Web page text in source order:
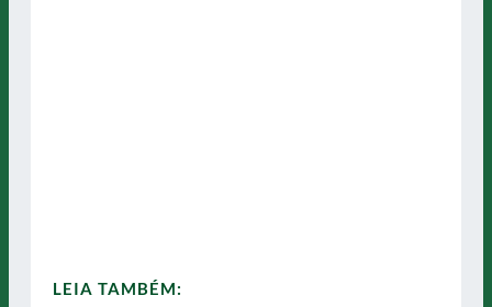
LEIA TAMBÉM: